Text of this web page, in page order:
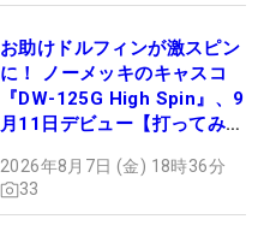
お助けドルフィンが激スピン
に！ ノーメッキのキャスコ
『DW-125G High Spin』、9
月11日デビュー【打ってみ
2026年8月7日 (金) 18時36分
33